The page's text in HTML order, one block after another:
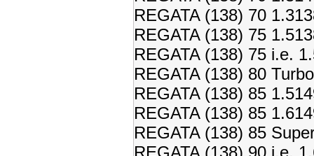
REGATA (138) 70
REGATA (138) 75
REGATA (138) 75 i.e.
REGATA (138) 80
REGATA (138) 85
REGATA (138) 85
REGATA (138) 85
REGATA (138) 90 i.e.